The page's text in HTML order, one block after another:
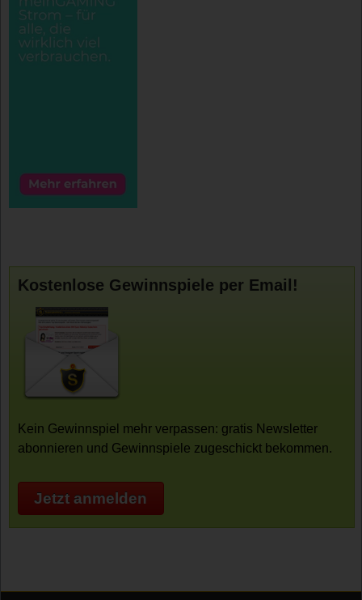
Kostenlose Gewinnspiele per Email!
Kein Gewinnspiel mehr verpassen: gratis Newsletter
abonnieren und Gewinnspiele zugeschickt bekommen.
Jetzt anmelden